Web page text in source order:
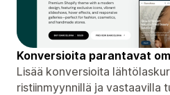
Konversioita parantavat
Lisää konversioita
ristiinmyynnillä ja vastaavilla